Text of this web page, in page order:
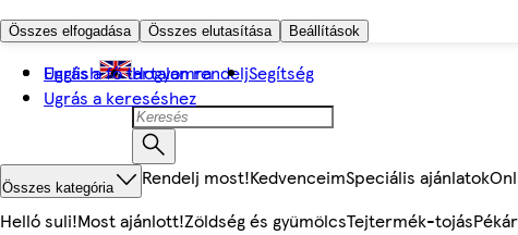
Összes elfogadása Összes elutasítása Beállítások
Ugrás a fő tartalomra
Ugrás a kereséshez
English Hogyan rendeljSegítség
Összes kategória Rendelj most!KedvenceimSpeciális ajánlatok
Helló suli!Most ajánlott!Zöldség és gyümölcsTejtermék-tojás